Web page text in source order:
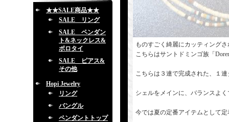
★★SALE商品★★
SALE リング
SALE ペンダン
ト&ネックレス&
ボロタイ
SALE ピアス&
その他
Hopi Jewelry
リング
バングル
ペンダントトップ
ものすごく綺麗にカッティング
こちらはサントドミンゴ族「
こちらは３連で完成された、１
シェルをメインに、バランスよ
今では夏の定番アイテムとして